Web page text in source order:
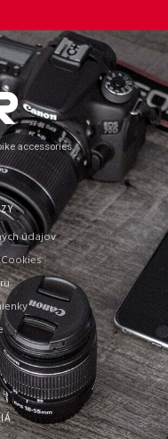
údajov
accessories